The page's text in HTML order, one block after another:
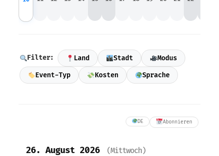
Filter: Land Stadt Modus
Event-Typ Kosten Sprache
DE Abonnieren
26. August 2026 (Mittwoch)